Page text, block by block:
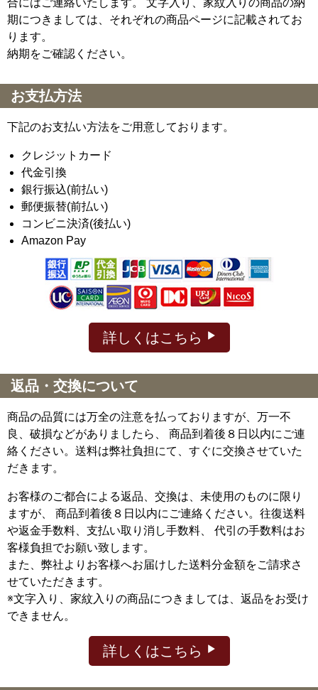
合にはご連絡いたします。 文字入り、家紋入りの商品の納
期につきましては、それぞれの商品ページに記載されてお
ります。
納期をご確認ください。
お支払方法
下記のお支払い方法をご用意しております。
クレジットカード
代金引換
銀行振込(前払い)
郵便振替(前払い)
コンビニ決済(後払い)
Amazon Pay
詳しくはこちら
返品・交換について
商品の品質には万全の注意を払っておりますが、万一不
良、破損などがありましたら、 商品到着後８日以内にご連
絡ください。送料は弊社負担にて、すぐに交換させていた
だきます。
お客様のご都合による返品、交換は、未使用のものに限り
ますが、
商品到着後８日以内にご連絡ください。往復送料
や返金手数料、支払い取り消し手数料、 代引の手数料はお
客様負担でお願い致します。
また、弊社よりお客様へお届けした送料分金額をご請求さ
せていただきます。
※文字入り、家紋入りの商品につきましては、返品をお受け
できません。
詳しくはこちら